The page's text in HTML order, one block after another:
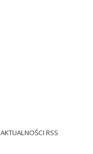
AKTUALNOŚCI RSS